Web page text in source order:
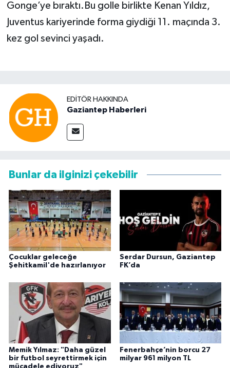
Gonge’ye bıraktı.Bu golle birlikte Kenan Yıldız,
Juventus kariyerinde forma giydiği 11. maçında 3.
kez gol sevinci yaşadı.
EDITÖR HAKKINDA
Gaziantep Haberleri
Bunlar da ilginizi çekebilir
Çocuklar geleceğe
Şehitkamil'de hazırlanıyor
Serdar Dursun, Gaziantep
FK’da
Memik Yılmaz: "Daha güzel
bir futbol seyrettirmek için
mücadele ediyoruz"
Fenerbahçe’nin borcu 27
milyar 961 milyon TL